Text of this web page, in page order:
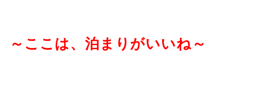
～ここは、泊まりがいいね～